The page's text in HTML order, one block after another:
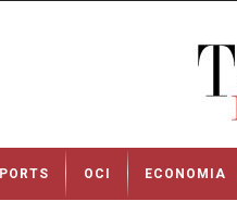
OCI ECONOMIA